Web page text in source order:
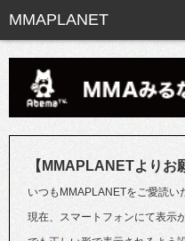
【MMAPLANETよりお
いつもMMAPLANETをご愛読い
現在、スマートフォンにて表示